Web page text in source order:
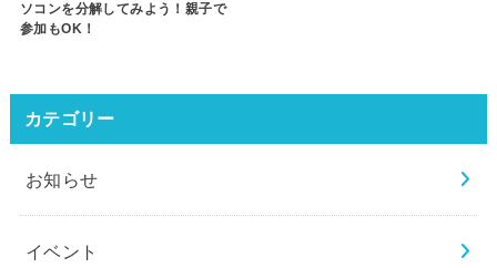
ソコンを分解してみよう！親子で
参加もOK！
カテゴリー
お知らせ
イベント